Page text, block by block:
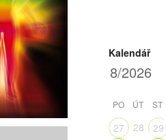
Kalendář
PO ÚT ST
27 28 29